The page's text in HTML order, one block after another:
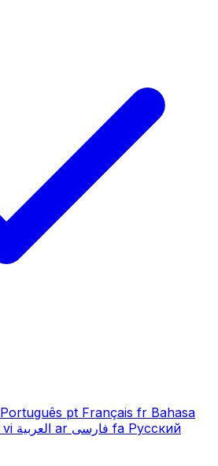
Português pt Français fr Bahasa
vi العربية ar فارسی fa Русский